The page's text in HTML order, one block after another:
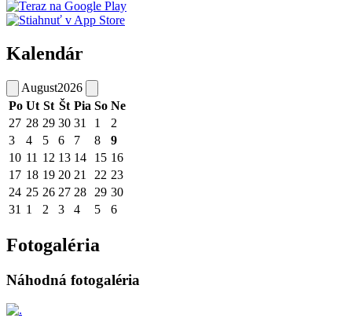
Kalendár
August2026
Po Ut St Št Pia So Ne
27 28 29 30 31 1
2
3
4 5 6 7 8
9
10 11 12 13 14 15 16
17 18 19 20 21 22 23
24 25 26 27 28 29 30
31 1 2 3 4 5 6
Fotogaléria
Náhodná fotogaléria